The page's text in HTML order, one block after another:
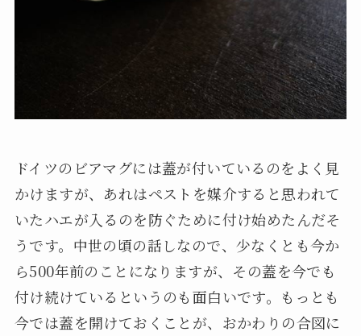
ドイツのビアマグには蓋が付いているのをよく見
かけますが、あれはペストを媒介すると思われて
いたハエが入るのを防ぐために付け始めたんだそ
うです。中世の頃の話しなので、少なくとも今か
ら500年前のことになりますが、その蓋を今でも
付け続けているというのも面白いです。もっとも
今では蓋を開けておくことが、おかわりの合図に